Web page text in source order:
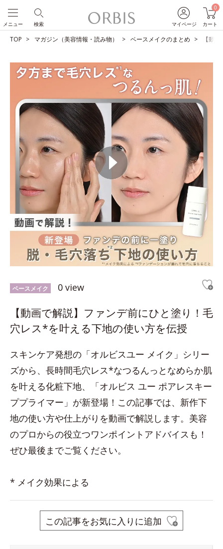
マイページ
0
カート
検索
メニュー
TOP マガジン（美容情報・読み物） ベースメイクのまとめ 【動
ベースメイク 0 view
【動画で解説】ファンデ前にひと塗り！毛
穴レス*を叶える下地の使い方を伝授
スキンケア発想の「オルビスユー メイク」シリー
ズから、長時間毛穴レス*なつるんっとなめらか肌
を叶える化粧下地、「オルビス ユー ポアレスキー
ププライマー」が新登場！この記事では、新作下
地の使い方や仕上がりを動画で解説します。美容
のプロからの役立つワンポイントアドバイスも！
ぜひ最後までご覧ください。
* メイク効果による
この記事をお気に入りに追加